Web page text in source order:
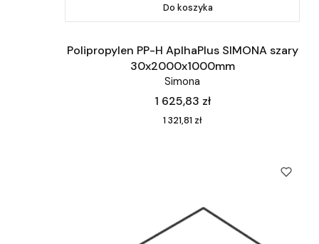
Do koszyka
Polipropylen PP-H AplhaPlus SIMONA szary
30x2000x1000mm
Simona
Cena
1 625,83 zł
Cena
1 321,81 zł